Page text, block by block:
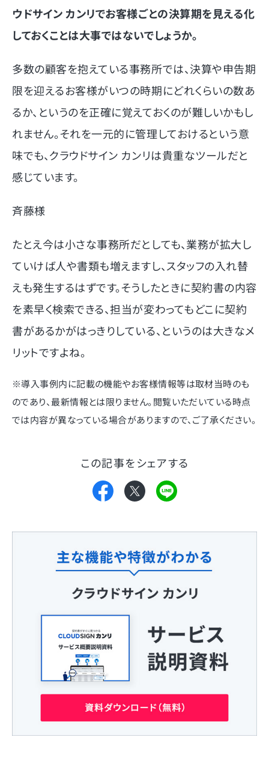
ウドサイン カンリでお客様ごとの決算期を見える化
しておくことは大事ではないでしょうか。
多数の顧客を抱えている事務所では、決算や申告期
限を迎えるお客様がいつの時期にどれくらいの数あ
るか、というのを正確に覚えておくのが難しいかもし
れません。それを一元的に管理しておけるという意
味でも、クラウドサイン カンリは貴重なツールだと
感じています。
斉藤様
たとえ今は小さな事務所だとしても、業務が拡大し
ていけば人や書類も増えますし、スタッフの入れ替
えも発生するはずです。そうしたときに契約書の内容
を素早く検索できる、担当が変わってもどこに契約
書があるかがはっきりしている、というのは大きなメ
リットですよね。
※導入事例内に記載の機能やお客様情報等は取材当時のも
のであり、最新情報とは限りません。閲覧いただいている時点
では内容が異なっている場合がありますので、ご了承ください。
この記事をシェアする